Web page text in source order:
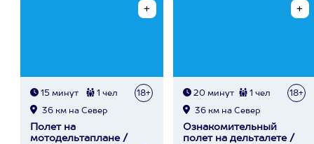
15 минут 1 чел 18+
36 км на Север
Полет на
мотодельтаплане /
20 минут 1 чел 18+
36 км на Север
Ознакомительный
полет на дельталете /